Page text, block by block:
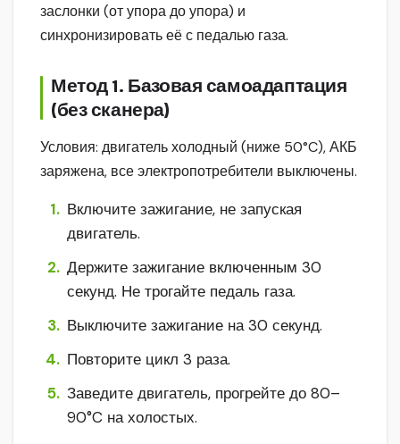
заслонки (от упора до упора) и
синхронизировать её с педалью газа.
Метод 1. Базовая самоадаптация
(без сканера)
Условия: двигатель холодный (ниже 50°C), АКБ
заряжена, все электропотребители выключены.
Включите зажигание, не запуская
двигатель.
Держите зажигание включенным 30
секунд. Не трогайте педаль газа.
Выключите зажигание на 30 секунд.
Повторите цикл 3 раза.
Заведите двигатель, прогрейте до 80–
90°C на холостых.